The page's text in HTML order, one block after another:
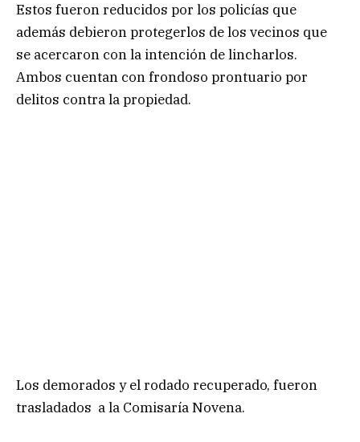
Estos fueron reducidos por los policías que
además debieron protegerlos de los vecinos que
se acercaron con la intención de lincharlos.
Ambos cuentan con frondoso prontuario por
delitos contra la propiedad.
Los demorados y el rodado recuperado, fueron
trasladados a la Comisaría Novena.